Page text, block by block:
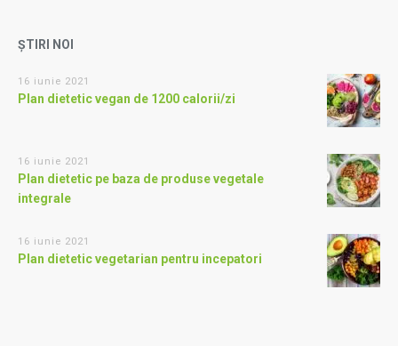
ȘTIRI NOI
16 iunie 2021
Plan dietetic vegan de 1200 calorii/zi
16 iunie 2021
Plan dietetic pe baza de produse vegetale
integrale
16 iunie 2021
Plan dietetic vegetarian pentru incepatori